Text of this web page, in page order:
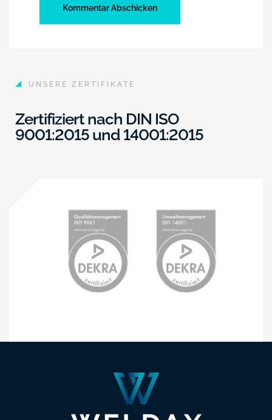
UNSERE ZERTIFIKATE
Zertifiziert nach DIN ISO
9001:2015 und 14001:2015